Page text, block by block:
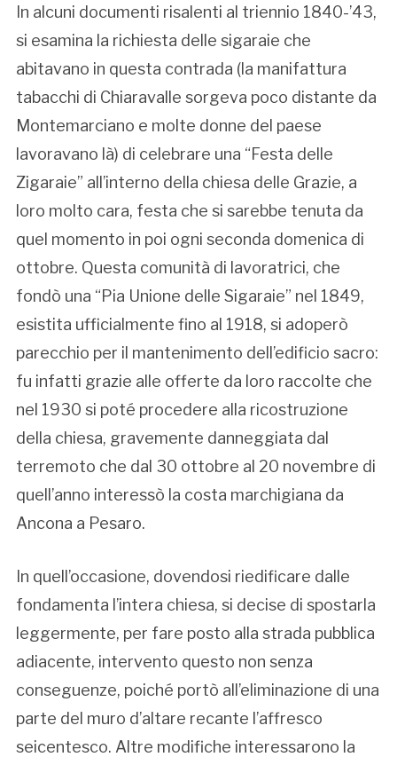
In alcuni documenti risalenti al triennio 1840-’43,
si esamina la richiesta delle sigaraie che
abitavano in questa contrada (la manifattura
tabacchi di Chiaravalle sorgeva poco distante da
Montemarciano e molte donne del paese
lavoravano là) di celebrare una “Festa delle
Zigaraie” all’interno della chiesa delle Grazie, a
loro molto cara, festa che si sarebbe tenuta da
quel momento in poi ogni seconda domenica di
ottobre. Questa comunità di lavoratrici, che
fondò una “Pia Unione delle Sigaraie” nel 1849,
esistita ufficialmente fino al 1918, si adoperò
parecchio per il mantenimento dell’edificio sacro:
fu infatti grazie alle offerte da loro raccolte che
nel 1930 si poté procedere alla ricostruzione
della chiesa, gravemente danneggiata dal
terremoto che dal 30 ottobre al 20 novembre di
quell’anno interessò la costa marchigiana da
Ancona a Pesaro.
In quell’occasione, dovendosi riedificare dalle
fondamenta l’intera chiesa, si decise di spostarla
leggermente, per fare posto alla strada pubblica
adiacente, intervento questo non senza
conseguenze, poiché portò all’eliminazione di una
parte del muro d’altare recante l’affresco
seicentesco. Altre modifiche interessarono la